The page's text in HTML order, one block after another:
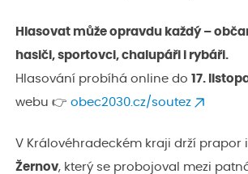
Hlasovat může opravdu každý –
hasiči, sportovci, chalupáři i rybáři.
Hlasování probíhá online do 17.
webu 👉 obec2030.cz/soutez
V Královéhradeckém kraji drží prapor
Žernov, který se probojoval mezi